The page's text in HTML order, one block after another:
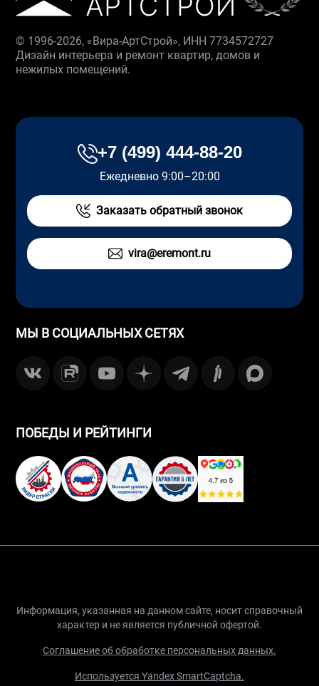
© 1996-2026, «Вира-АртСтрой», ИНН 7734572727
Дизайн интерьера и ремонт квартир, домов и
нежилых помещений.
+7 (499) 444-88-20
Ежедневно 9:00–20:00
Заказать обратный звонок
vira@eremont.ru
МЫ В СОЦИАЛЬНЫХ СЕТЯХ
ПОБЕДЫ И РЕЙТИНГИ
Информация, указанная на данном сайте, носит справочный
характер и не является публичной офертой.
Соглашение об обработке персональных данных.
Используется Yandex SmartCaptcha.